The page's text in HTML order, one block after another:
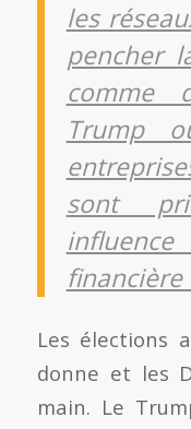
les
pencher
comme
Trump
sont
Les élections
donne et les
main. Le